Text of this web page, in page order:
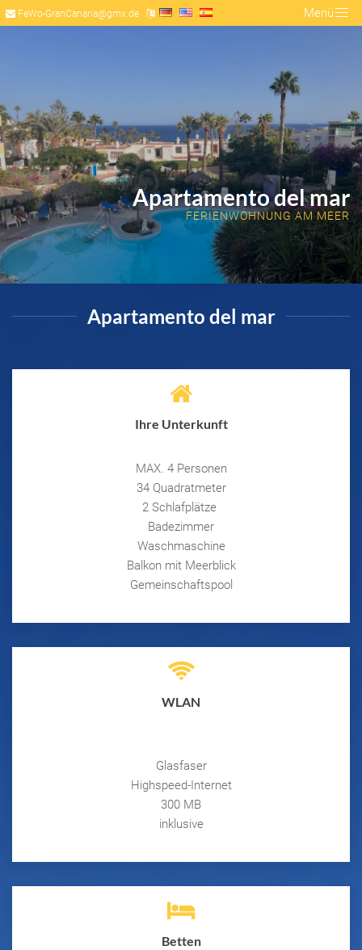
FeWo-GranCanaria@gmx.de Menü
Apartamento del mar
FERIENWOHNUNG AM MEER
Apartamento del mar
Ihre Unterkunft
MAX. 4 Personen
34 Quadratmeter
2 Schlafplätze
Badezimmer
Waschmaschine
Balkon mit Meerblick
Gemeinschaftspool
WLAN
Glasfaser
Highspeed-Internet
300 MB
inklusive
Betten